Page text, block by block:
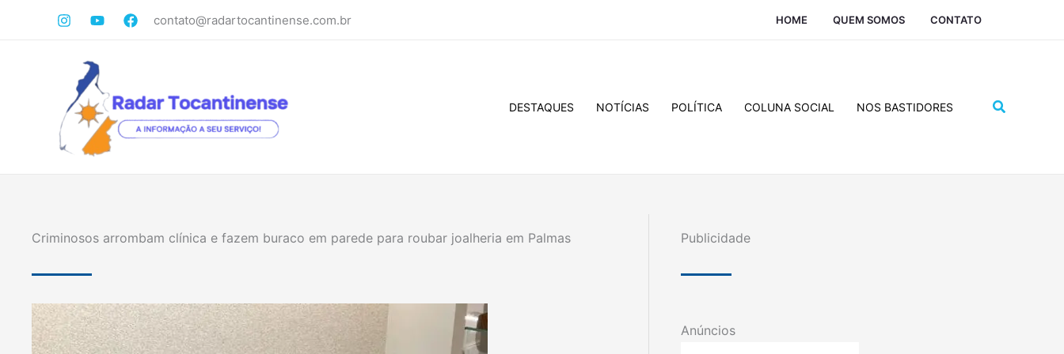
contato@radartocantinense.com.br HOME QUEM SOMOS CONTATO
DESTAQUES NOTÍCIAS POLÍTICA COLUNA SOCIAL NOS BASTIDORES Pesquisar
Criminosos arrombam clínica e fazem buraco em parede para roubar joalheria em Palmas Publicidade
Anúncios